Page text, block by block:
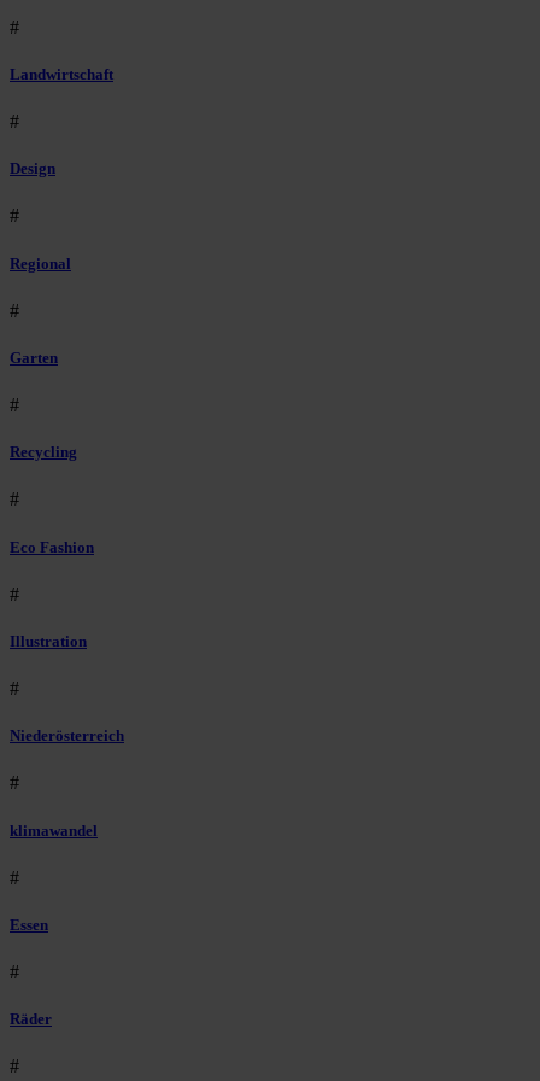
#
Landwirtschaft
#
Design
#
Regional
#
Garten
#
Recycling
#
Eco Fashion
#
Illustration
#
Niederösterreich
#
klimawandel
#
Essen
#
Räder
#